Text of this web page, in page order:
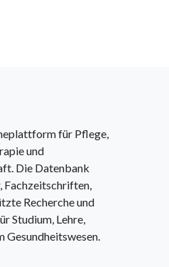
für Pflege,
und
Die Datenbank
Fachzeitschriften,
Recherche und
Studium, Lehre,
Gesundheitswesen.